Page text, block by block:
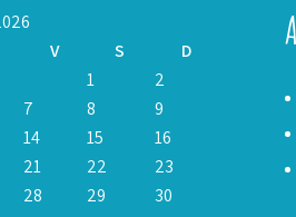
V S
D
1
2
7 8
9
14 15
16
21 22
23
28 29
30